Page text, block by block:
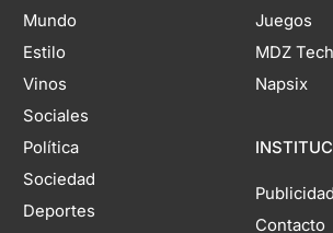
Mundo
Estilo
Vinos
Sociales
Política
Sociedad
Deportes
Juegos
MDZ Tech
Napsix
Publicidad
Contacto